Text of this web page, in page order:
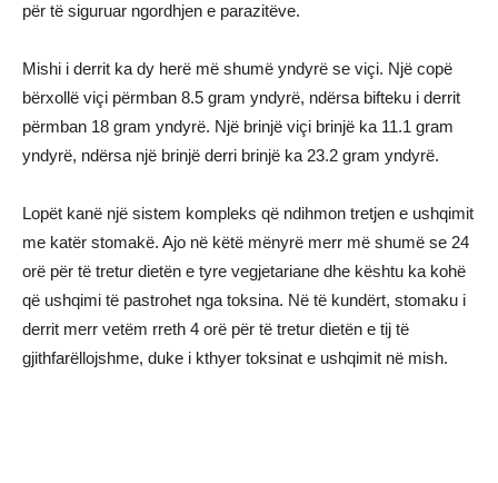
për të siguruar ngordhjen e parazitëve.
Mishi i derrit ka dy herë më shumë yndyrë se viçi. Një copë
bërxollë viçi përmban 8.5 gram yndyrë, ndërsa bifteku i derrit
përmban 18 gram yndyrë. Një brinjë viçi brinjë ka 11.1 gram
yndyrë, ndërsa një brinjë derri brinjë ka 23.2 gram yndyrë.
Lopët kanë një sistem kompleks që ndihmon tretjen e ushqimit
me katër stomakë. Ajo në këtë mënyrë merr më shumë se 24
orë për të tretur dietën e tyre vegjetariane dhe kështu ka kohë
që ushqimi të pastrohet nga toksina. Në të kundërt, stomaku i
derrit merr vetëm rreth 4 orë për të tretur dietën e tij të
gjithfarëllojshme, duke i kthyer toksinat e ushqimit në mish.